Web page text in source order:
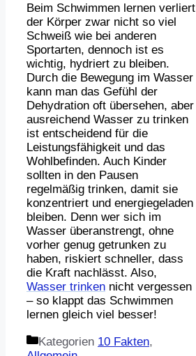
Beim Schwimmen lernen verliert
der Körper zwar nicht so viel
Schweiß wie bei anderen
Sportarten, dennoch ist es
wichtig, hydriert zu bleiben.
Durch die Bewegung im Wasser
kann man das Gefühl der
Dehydration oft übersehen, aber
ausreichend Wasser zu trinken
ist entscheidend für die
Leistungsfähigkeit und das
Wohlbefinden. Auch Kinder
sollten in den Pausen
regelmäßig trinken, damit sie
konzentriert und energiegeladen
bleiben. Denn wer sich im
Wasser überanstrengt, ohne
vorher genug getrunken zu
haben, riskiert schneller, dass
die Kraft nachlässt. Also,
Wasser trinken nicht vergessen
– so klappt das Schwimmen
lernen gleich viel besser!
Kategorien 10 Fakten,